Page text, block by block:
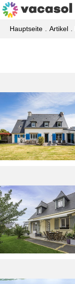
Hauptseite Artikel